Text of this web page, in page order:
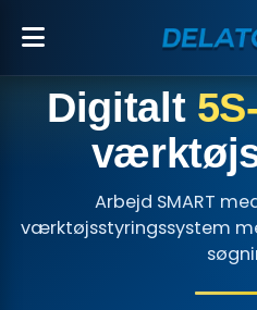
Digitalt
Arbejd SMART
værktøjsstyringssystem